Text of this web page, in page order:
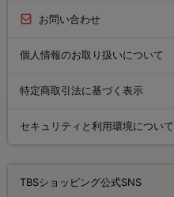
お問い合わせ
個人情報のお取り扱いについて
特定商取引法に基づく表示
セキュリティと利用環境について
TBSショッピング公式SNS